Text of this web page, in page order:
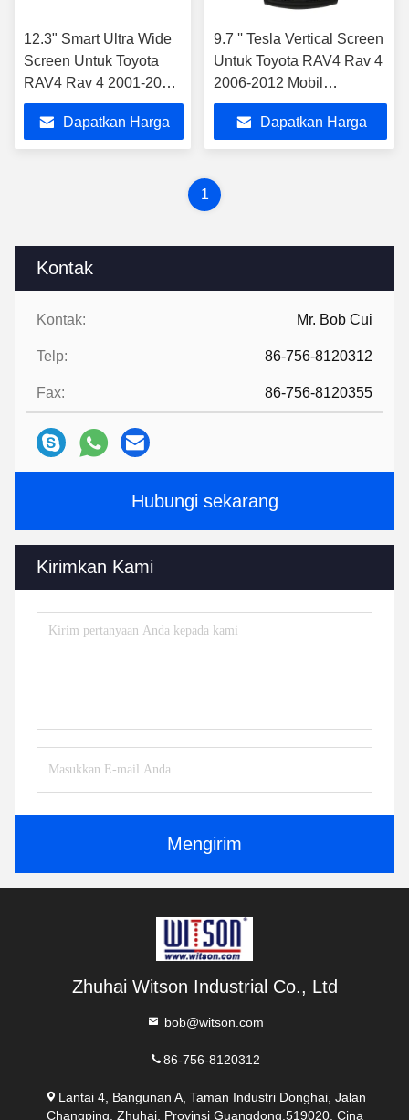
Kontak
Kontak: Mr. Bob Cui
Telp: 86-756-8120312
Fax: 86-756-8120355
Hubungi sekarang
Kirimkan Kami
Mengirim
12.3" Smart Ultra Wide
Screen Untuk Toyota
RAV4 Rav 4 2001-2006
Mobil Video Touch
Multimedia Stereo
Dapatkan Harga
9.7 '' Tesla Vertical Screen
Untuk Toyota RAV4 Rav 4
2006-2012 Mobil
Multimedia Player
Dapatkan Harga
1
Zhuhai Witson Industrial Co., Ltd
bob@witson.com
86-756-8120312
Lantai 4, Bangunan A, Taman Industri Donghai, Jalan
Changping, Zhuhai, Provinsi Guangdong,519020, Cina